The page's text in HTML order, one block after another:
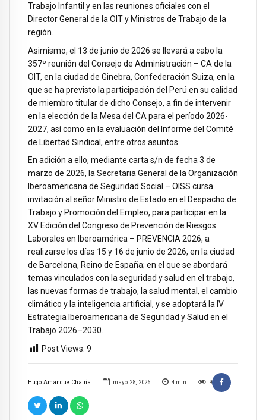
Hugo Amanque Chaiña mayo 28, 2026 4 min 9
Trabajo Infantil y en las reuniones oficiales con el
Director General de la OIT y Ministros de Trabajo de la
región.
Asimismo, el 13 de junio de 2026 se llevará a cabo la
357º reunión del Consejo de Administración – CA de la
OIT, en la ciudad de Ginebra, Confederación Suiza, en la
que se ha previsto la participación del Perú en su calidad
de miembro titular de dicho Consejo, a fin de intervenir
en la elección de la Mesa del CA para el período 2026-
2027, así como en la evaluación del Informe del Comité
de Libertad Sindical, entre otros asuntos.
En adición a ello, mediante carta s/n de fecha 3 de
marzo de 2026, la Secretaria General de la Organización
Iberoamericana de Seguridad Social – OISS cursa
invitación al señor Ministro de Estado en el Despacho de
Trabajo y Promoción del Empleo, para participar en la
XV Edición del Congreso de Prevención de Riesgos
Laborales en Iberoamérica – PREVENCIA 2026, a
realizarse los días 15 y 16 de junio de 2026, en la ciudad
de Barcelona, Reino de España; en el que se abordará
temas vinculados con la seguridad y salud en el trabajo,
las nuevas formas de trabajo, la salud mental, el cambio
climático y la inteligencia artificial, y se adoptará la IV
Estrategia Iberoamericana de Seguridad y Salud en el
Trabajo 2026–2030.
Post Views: 9